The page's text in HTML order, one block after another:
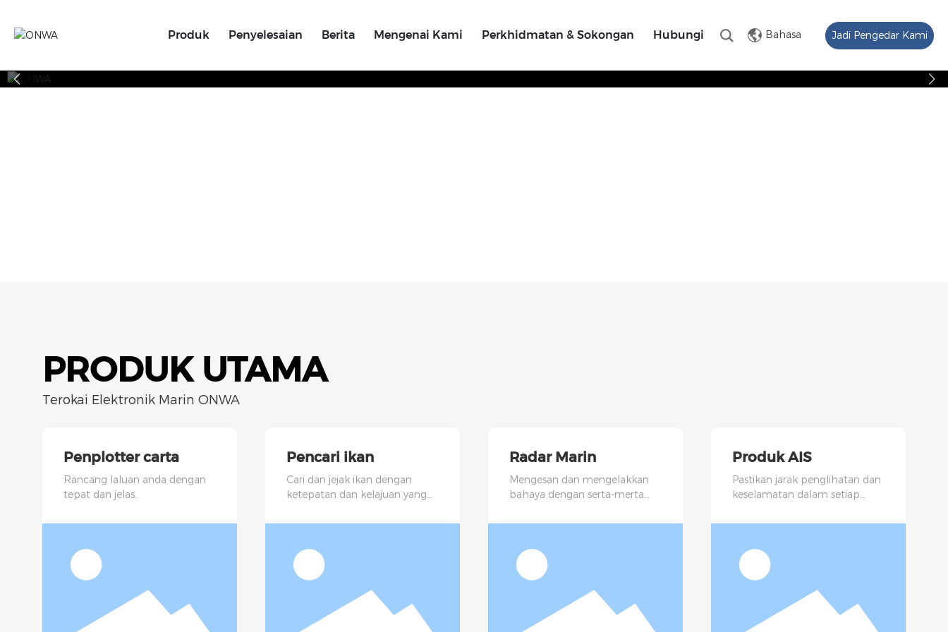
Produk Penyelesaian Berita Mengenai Kami Perkhidmatan & Sokongan Hubungi Bahasa Jadi Pengedar Kami
PRODUK UTAMA
Terokai Elektronik Marin ONWA
Penplotter carta
Rancang laluan anda dengan
tepat dan jelas.
Pencari ikan
Cari dan jejak ikan dengan
ketepatan dan kelajuan yang
Radar Marin
Mengesan dan mengelakkan
bahaya dengan serta-merta
Produk AIS
Pastikan jarak penglihatan dan
keselamatan dalam setiap